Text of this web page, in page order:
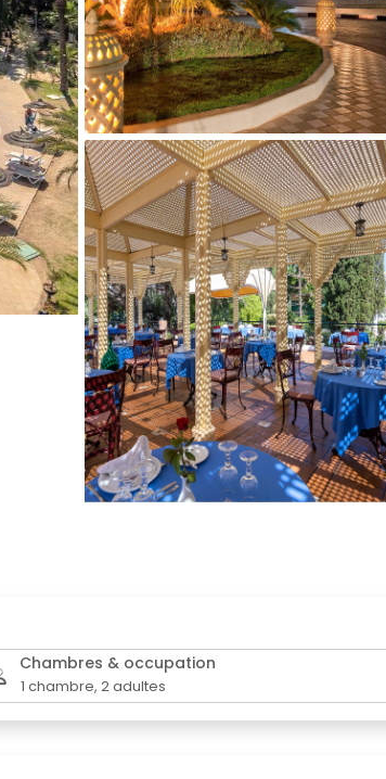
Chambres & occupation
1 chambre,2adultes